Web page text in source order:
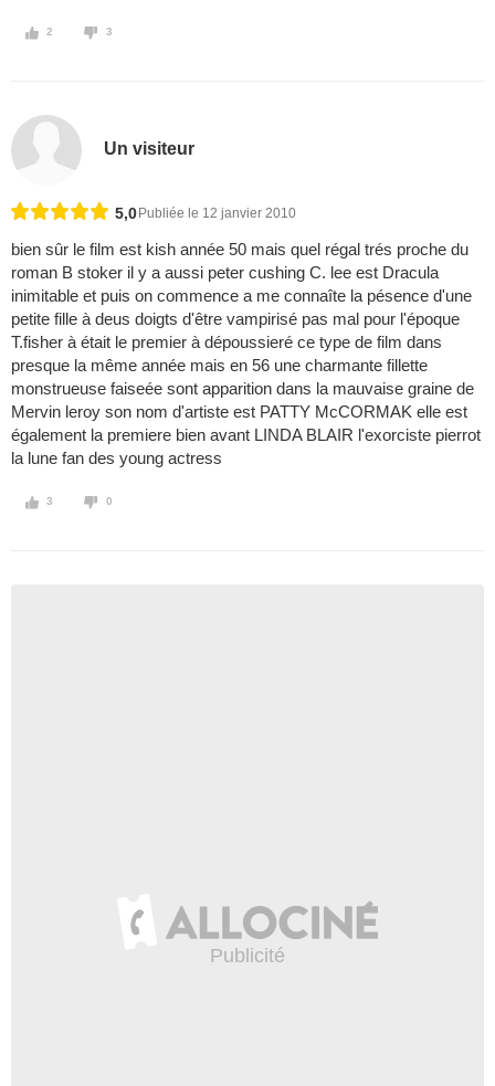
2 3
Un visiteur
5,0 Publiée le 12 janvier 2010
bien sûr le film est kish année 50 mais quel régal trés proche du
roman B stoker il y a aussi peter cushing C. lee est Dracula
inimitable et puis on commence a me connaîte la pésence d'une
petite fille à deus doigts d'être vampirisé pas mal pour l'époque
T.fisher à était le premier à dépoussieré ce type de film dans
presque la même année mais en 56 une charmante fillette
monstrueuse faiseée sont apparition dans la mauvaise graine de
Mervin leroy son nom d'artiste est PATTY McCORMAK elle est
également la premiere bien avant LINDA BLAIR l'exorciste pierrot
la lune fan des young actress
3 0